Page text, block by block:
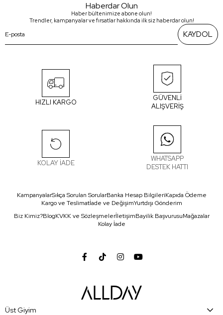
Haberdar Olun
Haber bültenimize abone olun!
Trendler, kampanyalar ve fırsatlar hakkında ilk siz haberdar olun!
KAYDOL
HIZLI KARGO
GÜVENLİ
ALIŞVERİŞ
KOLAY İADE
WHATSAPP
DESTEK HATTI
KampanyalarSıkça Sorulan SorularBanka Hesap BilgileriKapıda Ödeme
Kargo ve Teslimatİade ve DeğişimYurtdışı Gönderim
Biz Kimiz?BlogKVKK ve SözleşmelerİletişimBayilik BaşvurusuMağazalar
Kolay İade
Üst Giyim